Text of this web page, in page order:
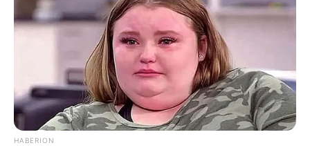
Fique informado em tempo real sobre as principais
notícias de Paraguaçu Paulista e região
Clique aqui para entrar no grupo
HABERION